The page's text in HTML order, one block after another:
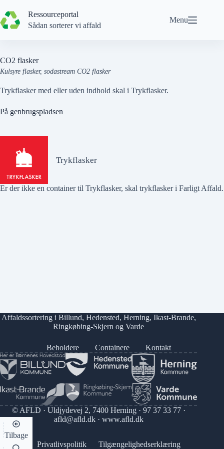
til
indhold
Ressourceportal
Sådan sorterer vi affald
Menu
CO2 flasker
Kulsyre flasker, sodastream CO2 flasker
Trykflasker med eller uden indhold skal i Trykflasker.
På genbrugspladsen
Trykflasker
Er derikke en container til Trykflasker, skal trykflasker i Farligt Affald.
Affaldssortering i Billund, Hedensted, Herning, Ikast-Brande,
Ringkøbing-Skjern ogVarde
Beholdere Containere Kontakt
© AFLD · Uldjydevej 2, 7400 Herning · 97 37 33 77·
afld@afld.dk· www.afld.dk
Privatlivspolitik Tilgængelighedserklæring
Tilbage